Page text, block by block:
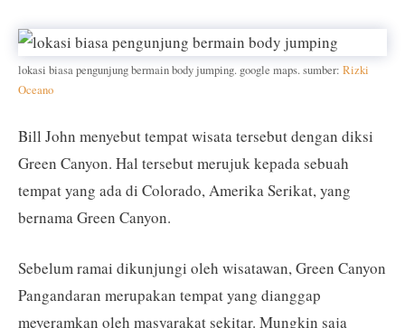
lokasi biasa pengunjung bermain body jumping. google maps. sumber: Rizki
Oceano
Bill John menyebut tempat wisata tersebut dengan diksi
Green Canyon. Hal tersebut merujuk kepada sebuah
tempat yang ada di Colorado, Amerika Serikat, yang
bernama Green Canyon.
Sebelum ramai dikunjungi oleh wisatawan, Green Canyon
Pangandaran merupakan tempat yang dianggap
meyeramkan oleh masyarakat sekitar. Mungkin saja